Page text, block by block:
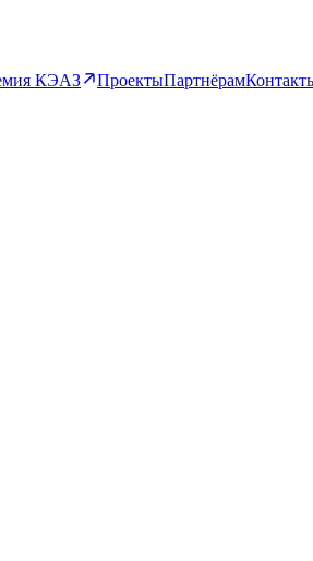
КЭАЗ ПроектыПартнёрам